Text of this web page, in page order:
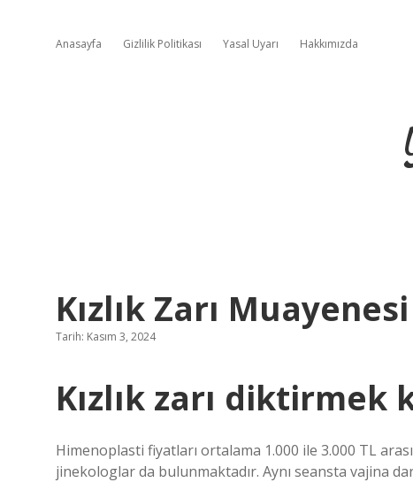
Anasayfa Gizlilik Politikası Yasal Uyarı Hakkımızda
Kızlık Zarı
Tarih: Kasım 3, 2024
Kızlık zarı diktirmek
Himenoplasti fiyatları ortalama 1.000 ile 3.000 TL
jinekologlar da bulunmaktadır. Aynı seansta vajina